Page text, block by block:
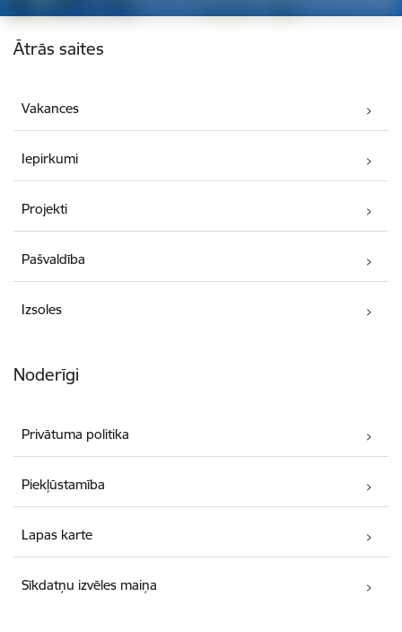
Kājene
Ātrās saites
Vakances
Iepirkumi
Projekti
Pašvaldība
Izsoles
Noderīgi
Privātuma politika
Piekļūstamība
Lapas karte
Sīkdatņu izvēles maiņa